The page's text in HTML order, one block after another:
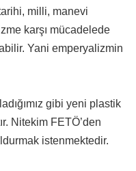
milli, manevi
karşı mücadelede
Yani emperyalizmin
gibi yeni plastik
Nitekim FETÖ’den
istenmektedir.